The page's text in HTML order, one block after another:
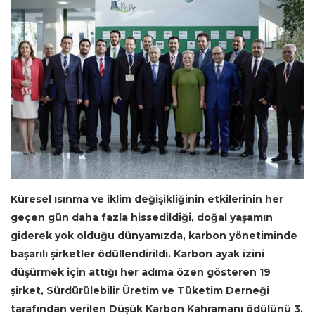
Küresel ısınma ve iklim değişikliğinin etkilerinin her
geçen gün daha fazla hissedildiği, doğal yaşamın
giderek yok olduğu dünyamızda, karbon yönetiminde
başarılı şirketler ödüllendirildi. Karbon ayak izini
düşürmek için attığı her adıma özen gösteren 19
şirket, Sürdürülebilir Üretim ve Tüketim Derneği
tarafından verilen Düşük Karbon Kahramanı ödülünü 3.